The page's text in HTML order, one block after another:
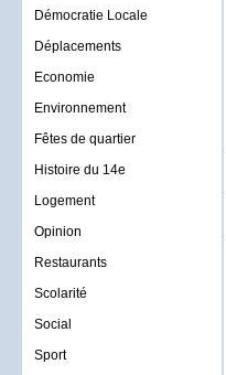
Démocratie Locale
Déplacements
Economie
Environnement
Fêtes de quartier
Histoire du 14e
Logement
Opinion
Restaurants
Scolarité
Social
Sport